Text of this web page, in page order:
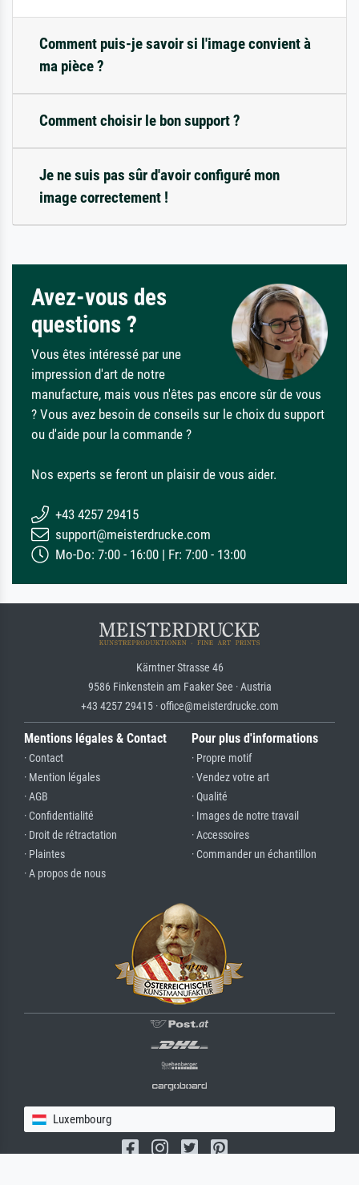
Comment puis-je savoir si l'image convient à
ma pièce ?
Comment choisir le bon support ?
Je ne suis pas sûr d'avoir configuré mon
image correctement !
Avez-vous des
questions ?
Vous êtes intéressé par une
impression d'art de notre
manufacture, mais vous n'êtes pas encore sûr de vous
? Vous avez besoin de conseils sur le choix du support
ou d'aide pour la commande ?
Nos experts se feront un plaisir de vous aider.
+43 4257 29415
support@meisterdrucke.com
Mo-Do: 7:00 - 16:00 | Fr: 7:00 - 13:00
Kärntner Strasse 46
9586 Finkenstein am Faaker See · Austria
+43 4257 29415 · office@meisterdrucke.com
Mentions légales & Contact
· Contact
· Mention légales
· AGB
· Confidentialité
· Droit de rétractation
· Plaintes
· A propos de nous
Pour plus d'informations
· Propre motif
· Vendez votre art
· Qualité
· Images de notre travail
· Accessoires
· Commander un échantillon
Luxembourg